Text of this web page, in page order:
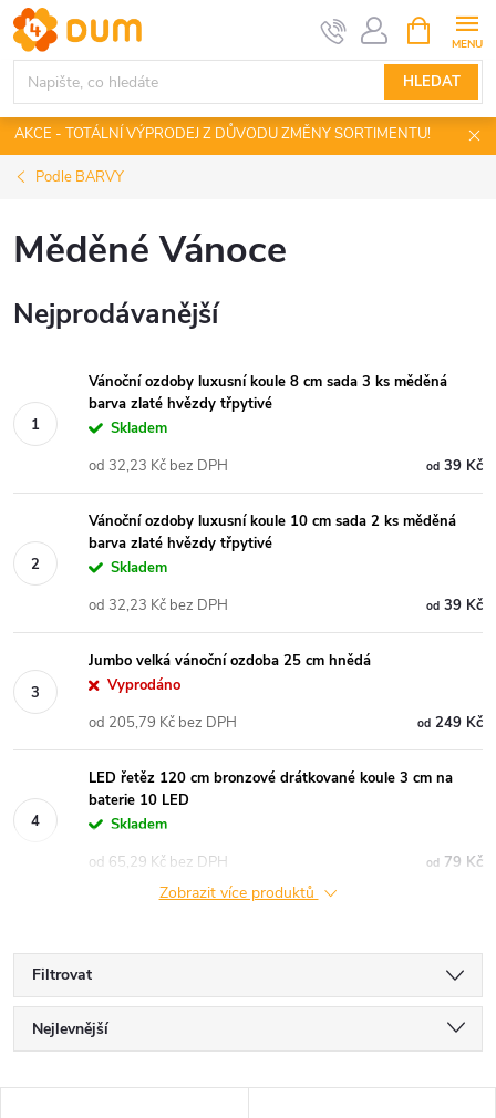
Přejít
na
obsah
HLEDAT
NÁKUPNÍ
KOŠÍK
AKCE - TOTÁLNÍ VÝPRODEJ Z DŮVODU ZMĚNY SORTIMENTU!
Podle BARVY
Měděné Vánoce
Nejprodávanější
Vánoční ozdoby luxusní koule 8 cm sada 3 ks měděná
barva zlaté hvězdy třpytivé
Skladem
od39 Kč
od 32,23 Kč bez DPH
Vánoční ozdoby luxusní koule 10 cm sada 2 ks měděná
barva zlaté hvězdy třpytivé
Skladem
od39 Kč
od 32,23 Kč bez DPH
Jumbo velká vánoční ozdoba 25 cm hnědá
Vyprodáno
od249 Kč
od 205,79 Kč bez DPH
LED řetěz 120 cm bronzové drátkované koule 3 cm na
baterie 10 LED
Skladem
od79 Kč
od 65,29 Kč bez DPH
Zobrazit více produktů
Filtrovat
Ř
a
Nejlevnější